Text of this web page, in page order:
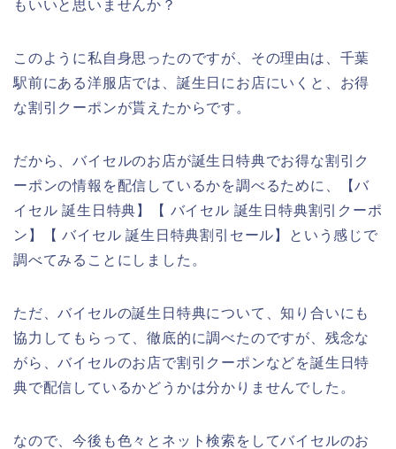
もいいと思いませんか？
このように私自身思ったのですが、その理由は、千葉
駅前にある洋服店では、誕生日にお店にいくと、お得
な割引クーポンが貰えたからです。
だから、バイセルのお店が誕生日特典でお得な割引ク
ーポンの情報を配信しているかを調べるために、【バ
イセル 誕生日特典】【 バイセル 誕生日特典割引クーポ
ン】【 バイセル 誕生日特典割引セール】という感じで
調べてみることにしました。
ただ、バイセルの誕生日特典について、知り合いにも
協力してもらって、徹底的に調べたのですが、残念な
がら、バイセルのお店で割引クーポンなどを誕生日特
典で配信しているかどうかは分かりませんでした。
なので、今後も色々とネット検索をしてバイセルのお